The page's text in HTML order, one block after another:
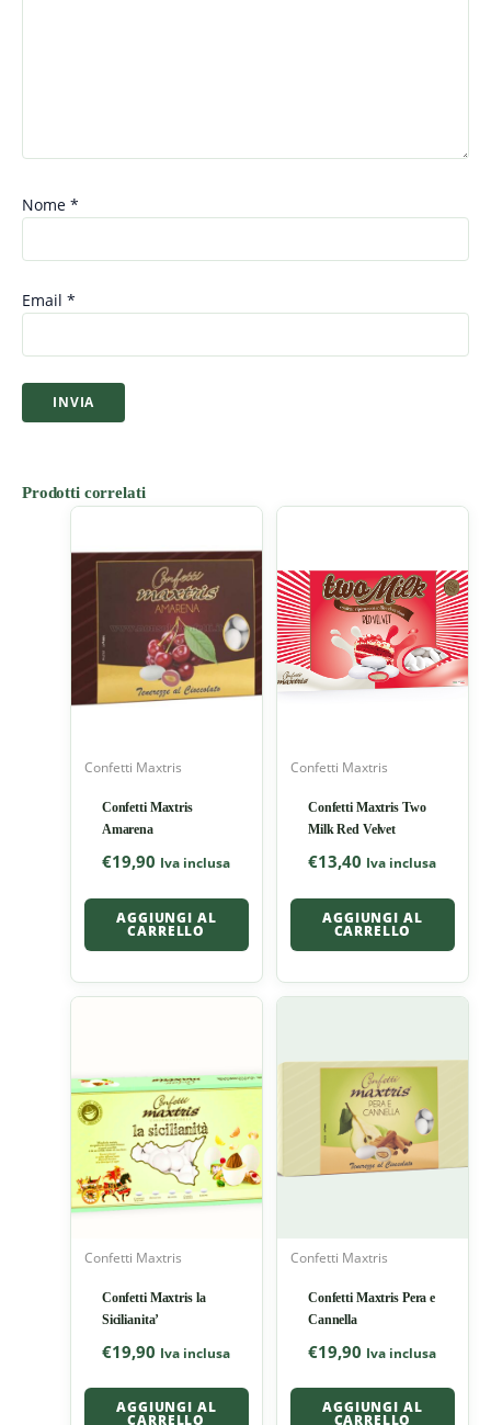
Nome *
Email *
Prodotti correlati
Confetti Maxtris
Confetti Maxtris
Amarena
€19,90 Iva inclusa
AGGIUNGI AL
CARRELLO
Confetti Maxtris
Confetti Maxtris Two
Milk Red Velvet
€13,40 Iva inclusa
AGGIUNGI AL
CARRELLO
Confetti Maxtris
Confetti Maxtris la
Sicilianita’
€19,90 Iva inclusa
AGGIUNGI AL
CARRELLO
Confetti Maxtris
Confetti Maxtris Pera e
Cannella
€19,90 Iva inclusa
AGGIUNGI AL
CARRELLO